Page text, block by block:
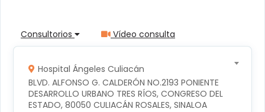
Consultorios Vídeo consulta
Hospital Ángeles Culiacán
BLVD. ALFONSO G. CALDERÓN NO.2193 PONIENTE
DESARROLLO URBANO TRES RÍOS, CONGRESO DEL
ESTADO, 80050 CULIACÁN ROSALES, SINALOA